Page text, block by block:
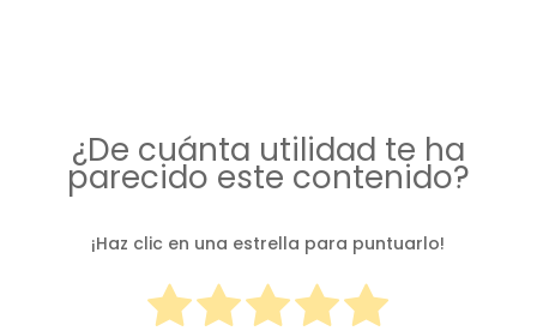
¿De cuánta utilidad te ha
parecido este contenido?
¡Haz clic en una estrella para puntuarlo!